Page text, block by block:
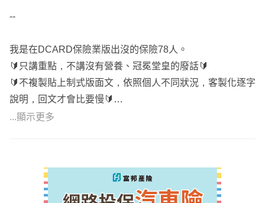
--
我是在DCARD保險業版出沒的保險78人。
🔰只講重點，不講沒有營養、冠冕堂皇的廢話🔰
🔰不複製貼上制式版面文，依照個人不同狀況，客製化逐字
說明，回文才會比要慢🔰
🌞 面談詳細講解保單內容
⚓保近不保遠、保大不保小
☀️ 依照預算規劃內容，不做灌水單
...顯示更多